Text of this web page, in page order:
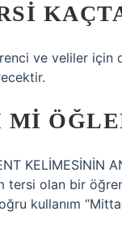
ve veliler için
MI
KELİMESİNİN
tersi olan bir
kullanım